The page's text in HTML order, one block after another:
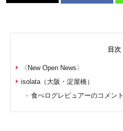
目次
〈New Open News〉
isolata（大阪・淀屋橋）
食べログレビュアーのコメント